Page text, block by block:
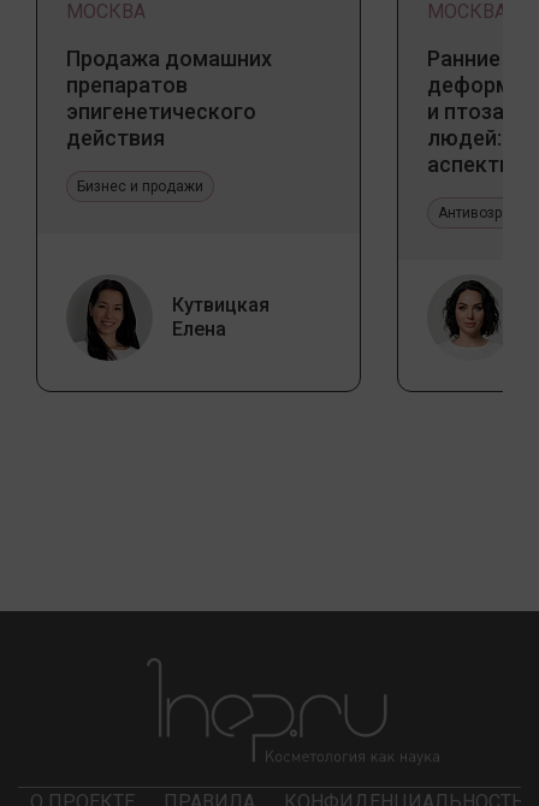
МОСКВА
Продажа домашних
препаратов
эпигенетического
действия
Бизнес и продажи
Кутвицкая
Елена
МОСКВА
Ранние
и птоза у
людей:
аспекты
О ПРОЕКТЕ ПРАВИЛА КОНФИДЕНЦИАЛЬНОСТЬ